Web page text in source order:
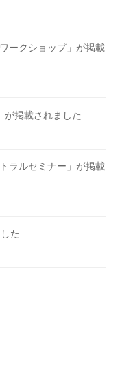
ークショップ」が掲載
が掲載されました
ラルセミナー」が掲載
た